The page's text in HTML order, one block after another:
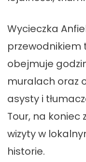
​Wycieczka
przewodnikiem
obejmuje
muralach oraz
asysty i
Tour, na koniec
wizyty w
historie.